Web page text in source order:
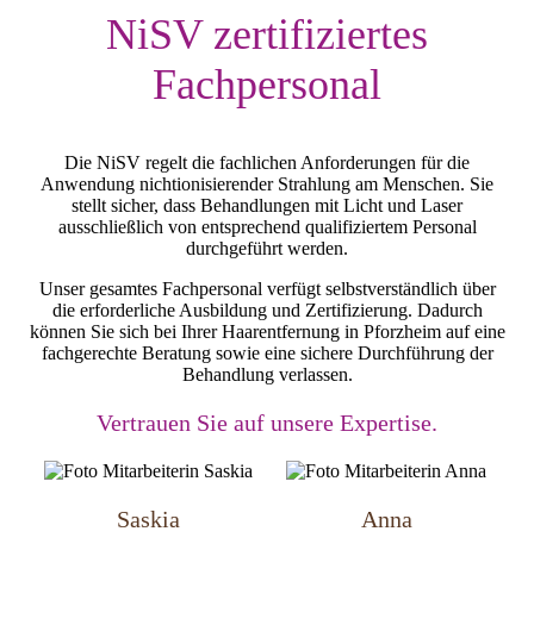
NiSV zertifiziertes
Fachpersonal
Die NiSV regelt die fachlichen Anforderungen für die
Anwendung nichtionisierender Strahlung am Menschen. Sie
stellt sicher, dass Behandlungen mit Licht und Laser
ausschließlich von entsprechend qualifiziertem Personal
durchgeführt werden.
Unser gesamtes Fachpersonal verfügt selbstverständlich über
die erforderliche Ausbildung und Zertifizierung. Dadurch
können Sie sich bei Ihrer Haarentfernung in Pforzheim auf eine
fachgerechte Beratung sowie eine sichere Durchführung der
Behandlung verlassen.
Vertrauen Sie auf unsere Expertise.
Saskia Anna